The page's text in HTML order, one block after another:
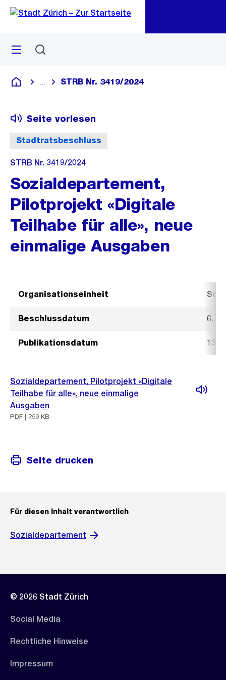
Navigation
Sprunglink
Menü
Deutsch
Blende alle Breadcrumbs ein
STRB Nr. 3419/2024
Stadtratsbeschluss
Seite vorlesen
STRB Nr. 3419/2024
Sozialdepartement,
Pilotprojekt «Digitale
Teilhabe für alle», neue
einmalige Ausgaben
Organisationseinheit
Beschlussdatum 6.
Publikationsdatum 13.
Sozialdepartement, Pilotprojekt «Digitale
Teilhabe für alle», neue einmalige
Ausgaben
PDF | 259 KB
Seite drucken
Für diesen Inhalt verantwortlich
Sozialdepartement
© 2026 Stadt Zürich
Social Media
Rechtliche Hinweise
Impressum